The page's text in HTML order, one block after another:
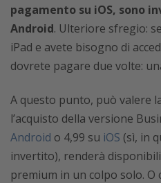
pagamento su iOS, sono
Android. Ulteriore sfregio:
iPad e avete bisogno di
dovrete pagare due volte:
A questo punto, può valere
l’acquisto della versione
Android o 4,99 su iOS (sì, in
invertito), renderà
premium in un colpo solo. O